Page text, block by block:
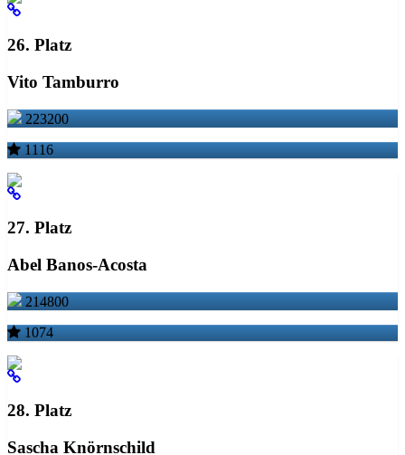
26. Platz
Vito Tamburro
223200
1116
27. Platz
Abel Banos-Acosta
214800
1074
28. Platz
Sascha Knörnschild